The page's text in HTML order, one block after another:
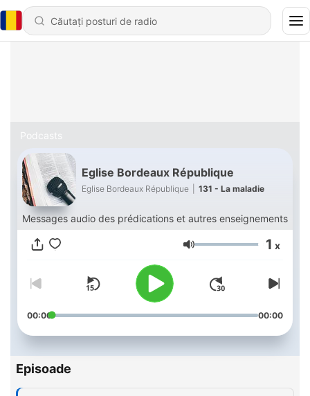
Podcasts
Eglise Bordeaux République
Eglise Bordeaux République 131 - La maladie
Messages audio des prédications et autres enseignements
Volum 1 x
00:00 00:00
Episoade